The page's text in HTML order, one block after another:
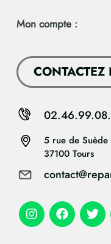
Mon compte :
CONTACTEZ
5 rue de Suède
37100 Tours